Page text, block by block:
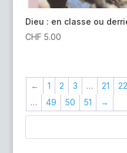
Dieu : en classe ou
CHF 5.00
← 1 2 3 … 21 22
…
49 50 51 →